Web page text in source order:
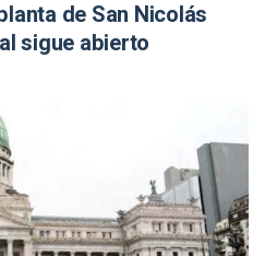
de San Nicolás
sigue abierto